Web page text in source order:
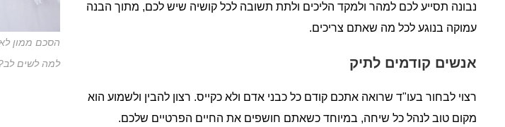
הסכם ממון
למה לשים
נבונה תסייע לכם למהר ולמקד הליכים ולתת תשובה לכל קושיה שיש לכם, מתוך הבנה
עמוקה בנוגע לכל מה שאתם צריכים.
אנשים קודמים לתיק
רצוי לבחור בעו"ד שרואה אתכם קודם כל כבני אדם ולא כקייס. רצון להבין ולשמוע הוא
מקום טוב לנהל כל שיחה, במיוחד כשאתם חושפים את החיים הפרטיים שלכם.